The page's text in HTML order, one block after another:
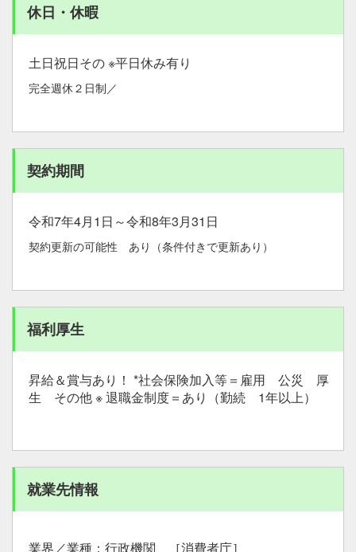
休日・休暇
土日祝日その ※平日休み有り
完全週休２日制／
契約期間
令和7年4月1日～令和8年3月31日
契約更新の可能性 あり（条件付きで更新あり）
福利厚生
昇給＆賞与あり！ *社会保険加入等＝雇用 公災 厚
生 その他 ※ 退職金制度＝あり（勤続 1年以上）
就業先情報
業界／業種：行政機関 ［消費者庁］